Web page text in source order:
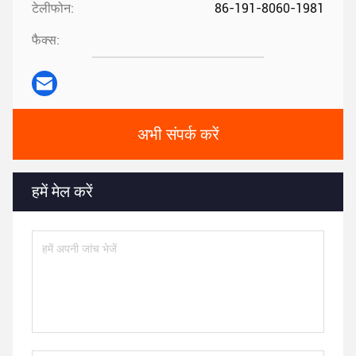
टेलीफोन: 86-191-8060-1981
फैक्स:
अभी संपर्क करें
हमें मेल करें